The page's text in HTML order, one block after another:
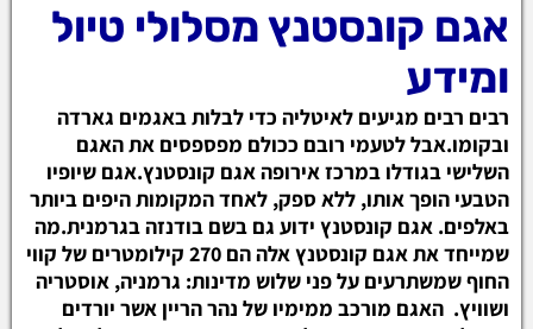
אגם קונסטנץ מסלולי טיול
ומידע
רבים רבים מגיעים לאיטליה כדי לבלות באגמים גארדה
ובקומו.אבל לטעמי רובם ככולם מפספסים את האגם
השלישי בגודלו במרכז אירופה אגם קונסטנץ.אגם שיופיו
הטבעי הופך אותו, ללא ספק, לאחד המקומות היפים ביותר
באלפים. אגם קונסטנץ ידוע גם בשם בודנזה בגרמנית.מה
שמייחד את אגם קונסטנץ אלה הם 270 קילומטרים של קווי
החוף שמשתרעים על פני שלוש מדינות: גרמניה, אוסטריה
ושוויץ. האגם מורכב ממימיו של נהר הריין אשר יורדים